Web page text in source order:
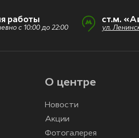
работы
с 10:00 до 22:00
ст.м.
ул.
О центре
Новости
Акции
Фотогалерея